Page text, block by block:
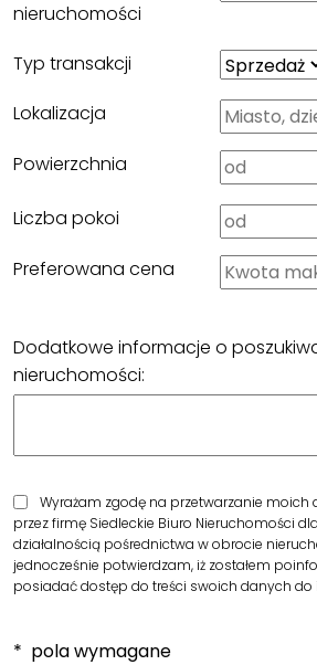
nieruchomości
Typ transakcji
Lokalizacja
Powierzchnia
Liczba pokoi
Preferowana cena
Dodatkowe informacje o
nieruchomości:
Wyrażam zgodę na przetwarzanie
przez firmę Siedleckie Biuro Nieruchomości
działalnością pośrednictwa w obrocie
jednocześnie potwierdzam, iż zostałem
posiadać dostęp do treści swoich danych
* pola wymagane